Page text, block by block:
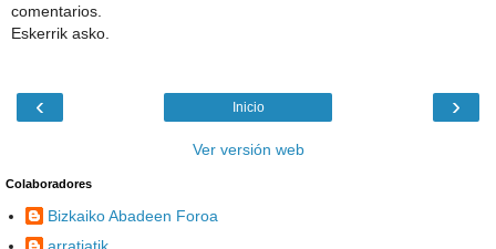
comentarios.
Eskerrik asko.
‹ ›
Inicio
Ver versión web
Colaboradores
Bizkaiko Abadeen Foroa